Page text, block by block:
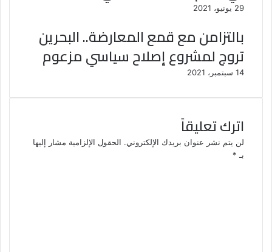
29 يونيو، 2021
بالتزامن مع قمع المعارضة.. البحرين
تروج لمشروع إصلاح سياسي مزعوم
14 سبتمبر، 2021
اترك تعليقاً
لن يتم نشر عنوان بريدك الإلكتروني. الحقول الإلزامية مشار إليها
بـ *